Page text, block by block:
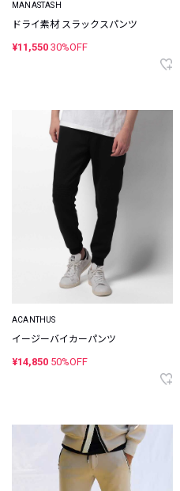
MANASTASH
ドライ素材 スラックスパンツ
¥11,550 30%OFF
ACANTHUS
イージーバイカーパンツ
¥14,850 50%OFF